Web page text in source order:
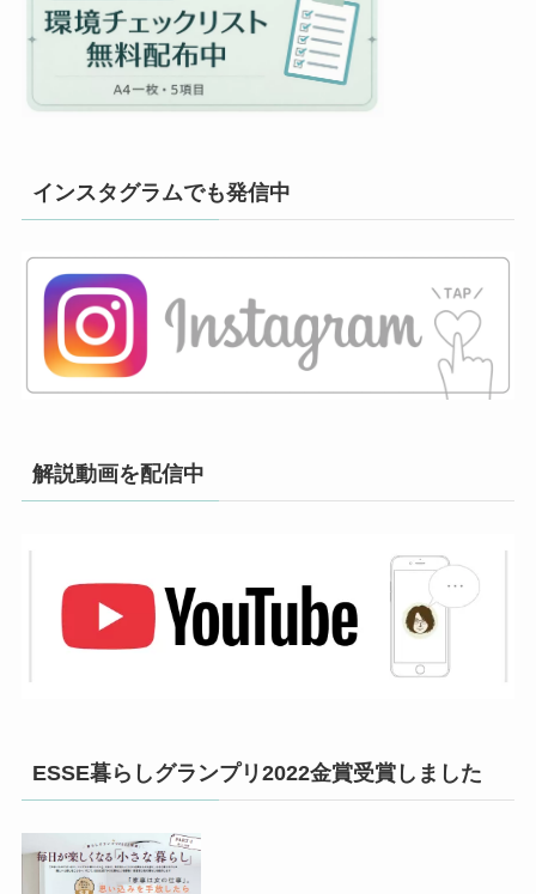
インスタグラムでも発信中
解説動画を配信中
ESSE暮らしグランプリ2022金賞受賞しました